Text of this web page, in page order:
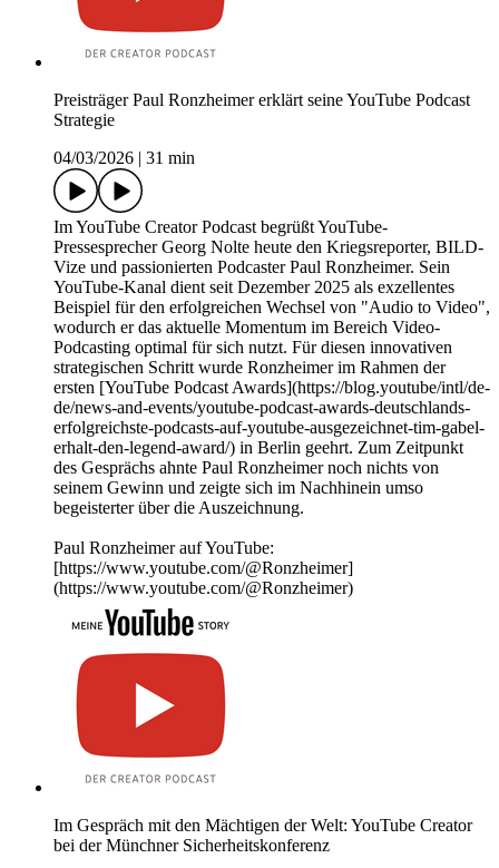
Preisträger Paul Ronzheimer erklärt seine YouTube Podcast
Strategie
04/03/2026 | 31 min
Im YouTube Creator Podcast begrüßt YouTube-
Pressesprecher Georg Nolte heute den Kriegsreporter, BILD-
Vize und passionierten Podcaster Paul Ronzheimer. Sein
YouTube-Kanal dient seit Dezember 2025 als exzellentes
Beispiel für den erfolgreichen Wechsel von "Audio to Video",
wodurch er das aktuelle Momentum im Bereich Video-
Podcasting optimal für sich nutzt. Für diesen innovativen
strategischen Schritt wurde Ronzheimer im Rahmen der
ersten [YouTube Podcast Awards](https://blog.youtube/intl/de-
de/news-and-events/youtube-podcast-awards-deutschlands-
erfolgreichste-podcasts-auf-youtube-ausgezeichnet-tim-gabel-
erhalt-den-legend-award/) in Berlin geehrt. Zum Zeitpunkt
des Gesprächs ahnte Paul Ronzheimer noch nichts von
seinem Gewinn und zeigte sich im Nachhinein umso
begeisterter über die Auszeichnung.
Paul Ronzheimer auf YouTube:
[https://www.youtube.com/@Ronzheimer]
(https://www.youtube.com/@Ronzheimer)
Im Gespräch mit den Mächtigen der Welt: YouTube Creator
bei der Münchner Sicherheitskonferenz